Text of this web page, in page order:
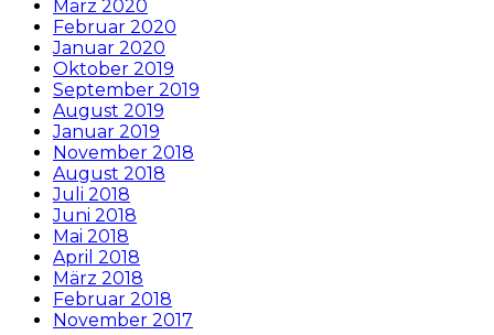
März 2020
Februar 2020
Januar 2020
Oktober 2019
September 2019
August 2019
Januar 2019
November 2018
August 2018
Juli 2018
Juni 2018
Mai 2018
April 2018
März 2018
Februar 2018
November 2017